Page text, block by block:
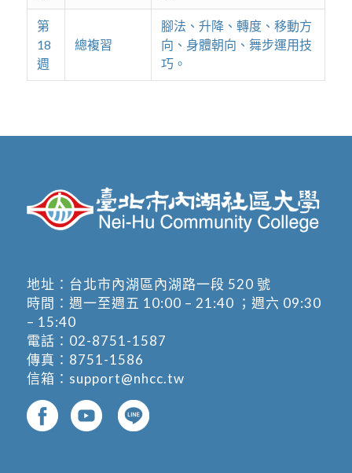
第
18
週
總複習
腳法、升降、轉度、移動方
向、身體朝向、舞步運用技
巧。
地址： 台北市內湖區內湖路一段 520 號
時間：週一至週五 10:00 – 21:40 ；週六 09:30
– 15:40
電話： 02-8751-1587
傳真：8751-1586
信箱： support@nhcc.tw